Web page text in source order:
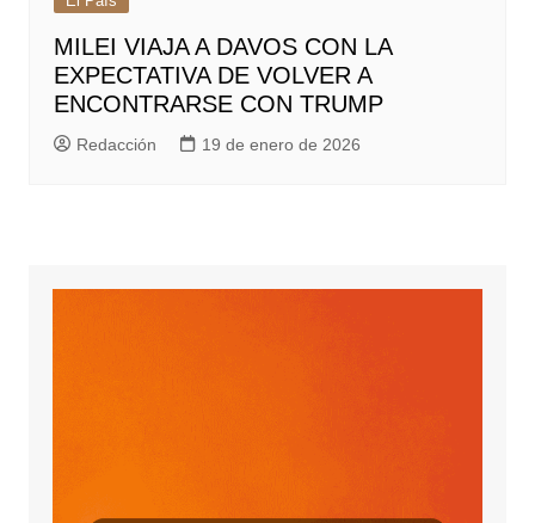
MILEI VIAJA A DAVOS CON LA
EXPECTATIVA DE VOLVER A
ENCONTRARSE CON TRUMP
Redacción 19 de enero de 2026